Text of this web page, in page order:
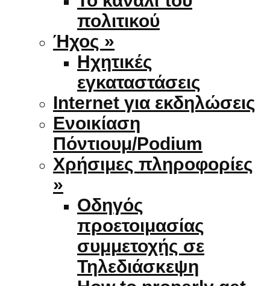
πολιτικού
Ήχος »
Ηχητικές
εγκαταστάσεις
Internet για εκδηλώσεις
Ενοικίαση
Πόντιουμ/Podium
Χρήσιμες πληροφορίες
»
Οδηγός
προετοιμασίας
συμμετοχής σε
Τηλεδιάσκεψη